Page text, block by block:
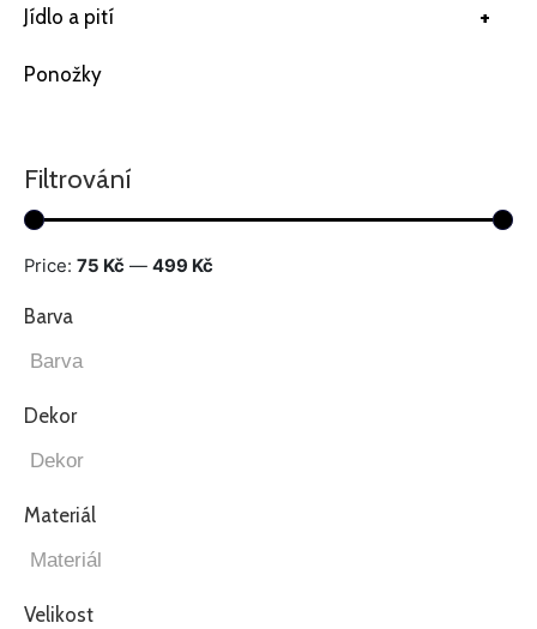
+
Jídlo a pití
Ponožky
Filtrování
Price: 75 Kč — 499 Kč
Barva
Dekor
Materiál
Velikost